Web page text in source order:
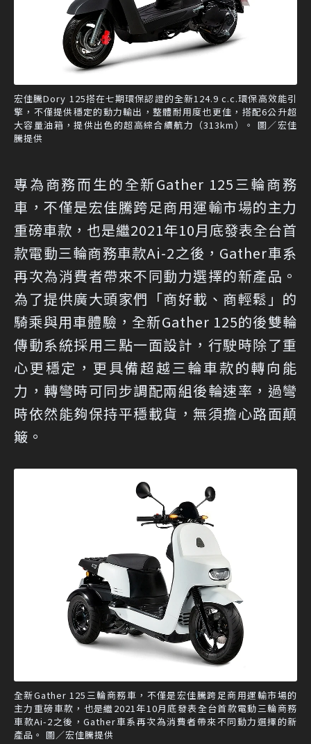
宏佳騰Dory 125搭在七期環保認證的全新124.9 c.c.環保高效能引
擎，不僅提供穩定的動力輸出，整體耐用度也更佳，搭配6公升超
大容量油箱，提供出色的超高綜合續航力（313km）。 圖／宏佳
騰提供
專為商務而生的全新Gather 125三輪商務
車，不僅是宏佳騰跨足商用運輸市場的主力
重磅車款，也是繼2021年10月底發表全台首
款電動三輪商務車款Ai-2之後，Gather車系
再次為消費者帶來不同動力選擇的新產品。
為了提供廣大頭家們「商好載、商輕鬆」的
騎乘與用車體驗，全新Gather 125的後雙輪
傳動系統採用三點一面設計，行駛時除了重
心更穩定，更具備超越三輪車款的轉向能
力，轉彎時可同步調配兩組後輪速率，過彎
時依然能夠保持平穩載貨，無須擔心路面顛
簸。
全新Gather 125三輪商務車，不僅是宏佳騰跨足商用運輸市場的
主力重磅車款，也是繼2021年10月底發表全台首款電動三輪商務
車款Ai-2之後，Gather車系再次為消費者帶來不同動力選擇的新
產品。 圖／宏佳騰提供